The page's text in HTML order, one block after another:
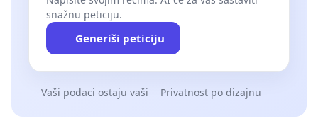
snažnu peticiju.
Generiši peticiju
Vaši podaci ostaju vaši Privatnost po dizajnu